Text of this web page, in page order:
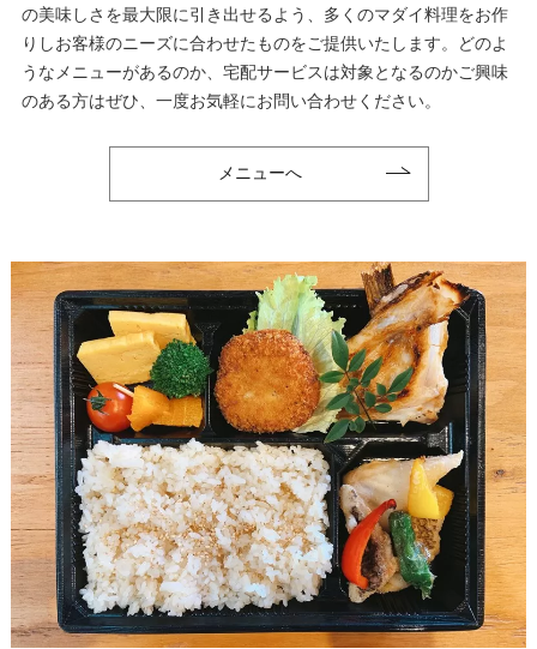
の美味しさを最大限に引き出せるよう、多くのマダイ料理をお作
りしお客様のニーズに合わせたものをご提供いたします。どのよ
うなメニューがあるのか、宅配サービスは対象となるのかご興味
のある方はぜひ、一度お気軽にお問い合わせください。
メニューへ